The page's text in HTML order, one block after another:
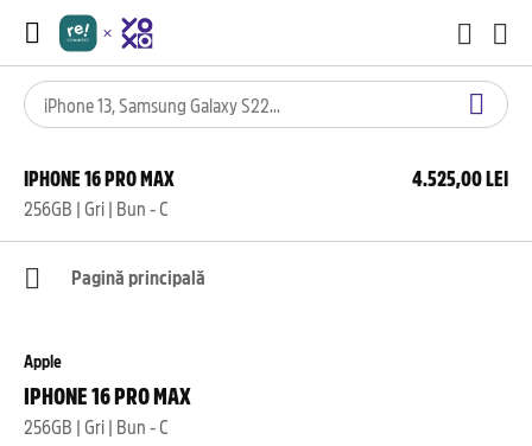
IPHONE 16 PRO MAX
256GB | Gri | Bun - C
4.525,00 LEI
Pagină principală
Apple
IPHONE 16 PRO MAX
256GB | Gri | Bun - C